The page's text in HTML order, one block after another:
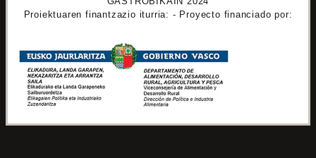
Proiektuaren finantzazio iturria: - Proyecto financiado por: